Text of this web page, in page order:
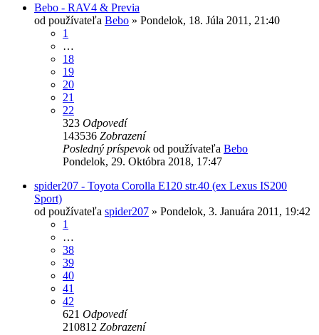
Bebo - RAV4 & Previa
od používateľa Bebo » Pondelok, 18. Júla 2011, 21:40
1
…
18
19
20
21
22
323 Odpovedí
143536 Zobrazení
Posledný príspevokod používateľa Bebo
Pondelok, 29. Októbra 2018, 17:47
spider207 - Toyota Corolla E120 str.40 (ex Lexus IS200
Sport)
od používateľa spider207 » Pondelok, 3. Januára 2011, 19:42
1
…
38
39
40
41
42
621 Odpovedí
210812 Zobrazení